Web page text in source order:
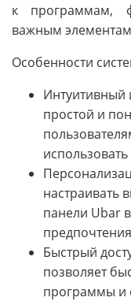
к программам,
важным
Особенности
Интуитивный
простой и
настраивать
панели Ubar
Быстрый
позволяет
программы и